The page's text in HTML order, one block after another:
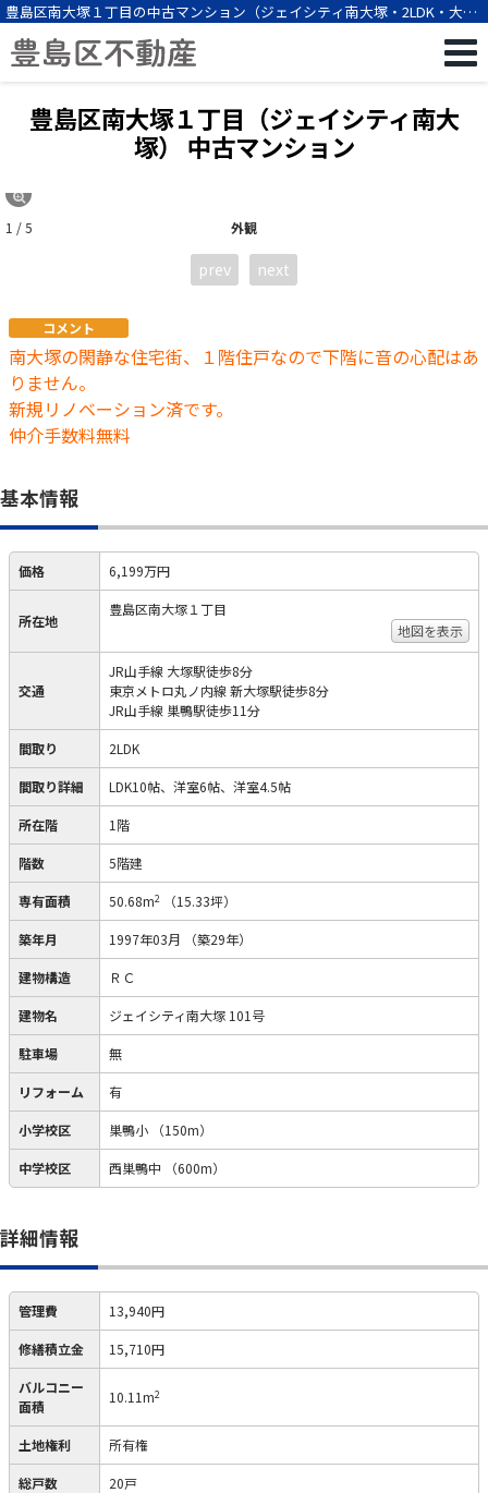
豊島区南大塚１丁目の中古マンション（ジェイシティ南大塚・2LDK・大塚
駅徒歩8分）[12403]
豊島区南大塚１丁目（ジェイシティ南大
塚） 中古マンション
外観
1 / 5
prev next
コメント
南大塚の閑静な住宅街、１階住戸なので下階に音の心配はあ
りません。
新規リノベーション済です。
仲介手数料無料
基本情報
価格 6,199万円
所在地
豊島区南大塚１丁目
地図を表示
交通
JR山手線 大塚駅徒歩8分
東京メトロ丸ノ内線 新大塚駅徒歩8分
JR山手線 巣鴨駅徒歩11分
間取り 2LDK
間取り詳細 LDK10帖、洋室6帖、洋室4.5帖
所在階 1階
階数 5階建
専有面積 50.68m2 （15.33坪）
築年月 1997年03月 （築29年）
建物構造 ＲＣ
建物名 ジェイシティ南大塚 101号
駐車場 無
リフォーム 有
小学校区 巣鴨小 （150m）
中学校区 西巣鴨中 （600m）
詳細情報
管理費 13,940円
修繕積立金 15,710円
バルコニー
面積
10.11m2
土地権利 所有権
総戸数 20戸